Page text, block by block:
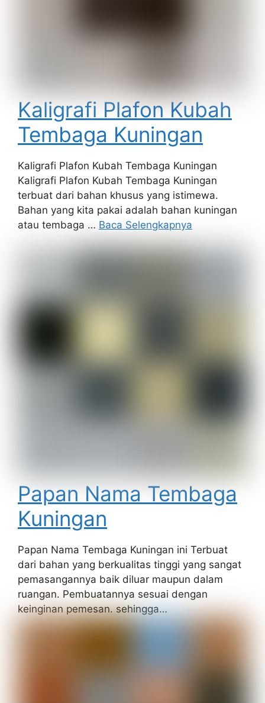
Kaligrafi Plafon Kubah
Tembaga Kuningan
Kaligrafi Plafon Kubah Tembaga Kuningan
Kaligrafi Plafon Kubah Tembaga Kuningan
terbuat dari bahan khusus yang istimewa.
Bahan yang kita pakai adalah bahan kuningan
atau tembaga … Baca Selengkapnya
Papan Nama Tembaga
Kuningan
Papan Nama Tembaga Kuningan ini Terbuat
dari bahan yang berkualitas tinggi yang sangat
pemasangannya baik diluar maupun dalam
ruangan. Pembuatannya sesuai dengan
keinginan pemesan. sehingga…